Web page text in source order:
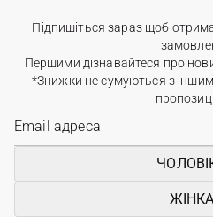
Підпишіться зараз щоб
Першими дізнавайтеся про
*Знижки не сумуються з